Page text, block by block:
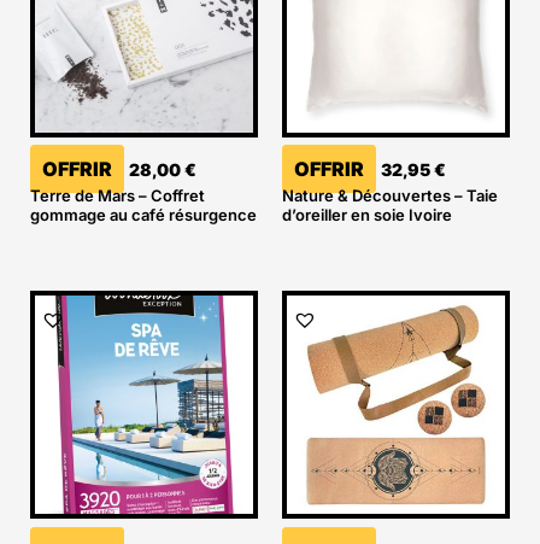
OFFRIR 28,00€
Terre de Mars – Coffret
gommage au café résurgence
OFFRIR 32,95€
Nature & Découvertes – Taie
d’oreiller en soie Ivoire